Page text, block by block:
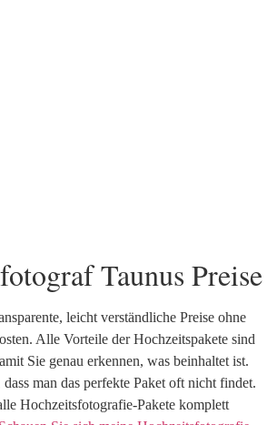
Taunus Preise
leicht verständliche Preise ohne
Alle Vorteile der Hochzeitspakete sind
Sie genau erkennen, was beinhaltet ist.
man das perfekte Paket oft nicht findet.
Hochzeitsfotografie-Pakete komplett